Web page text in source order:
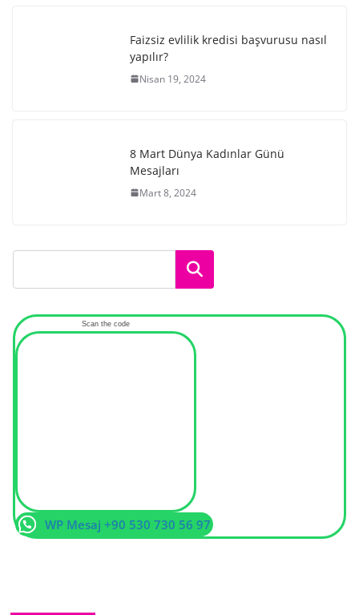
Faizsiz evlilik kredisi başvurusu nasıl
yapılır?
Nisan 19, 2024
8 Mart Dünya Kadınlar Günü
Mesajları
Mart 8, 2024
Ara
Scan the code
WP Mesaj +90 530 730 56 97